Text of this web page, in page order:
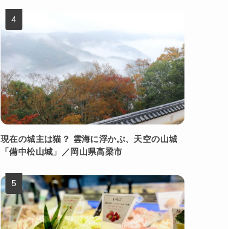
現在の城主は猫？ 雲海に浮かぶ、天空の山城
「備中松山城」／岡山県高梁市